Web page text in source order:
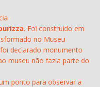
. Foi construído em
no Museu
declarado monumento
museu não fazia parte do
ponto para observar a